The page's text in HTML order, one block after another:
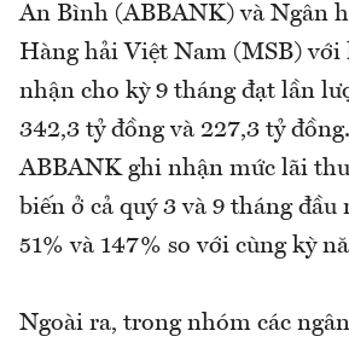
An Bình (ABBANK) và Ngân
Hàng hải Việt Nam (MSB)
nhận cho kỳ 9 tháng đạt lần
342,3 tỷ đồng và 227,3 tỷ
ABBANK ghi nhận mức lãi
biến ở cả quý 3 và 9 tháng
51% và 147% so với cùng kỳ
Ngoài ra, trong nhóm các